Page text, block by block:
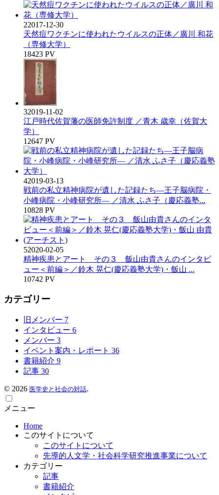
22017-12-30
天然痘ワクチンに使われたウイルスの正体／廣川 和花
（専修大学）
18423 PV
32019-11-02
江戸時代佐賀藩の医師免許制度 ／青木 歳幸（佐賀大
学）
12647 PV
42019-03-13
戦前の私立精神病院が遺した記録たち―王子脳病院・
小峰病院・小峰研究所― ／清水 ふさ子（慶応義塾...
10828 PV
52020-02-05
精神疾患とアート その３ 飯山由貴さんのインタビ
ュー＜前編＞／鈴木 晃仁(慶応義塾大学)・飯山 ...
10742 PV
カテゴリー
旧メンバー 7
インタビュー 6
メンバー 3
イベント案内・レポート 36
書籍紹介 9
記事 30
© 2026 医学史と社会の対話.
メニュー
Home
このサイトについて
このサイトについて
先導的人文学・社会科学研究推進事業について
カテゴリー
記事
書籍紹介